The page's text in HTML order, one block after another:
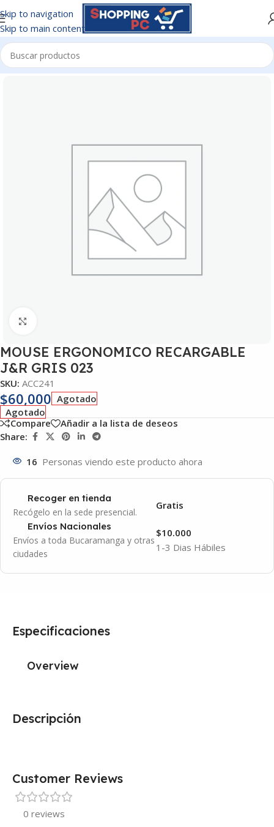
Skip to navigation
Skip to main content
Inicio/ACCESORIOS
MOUSE ERGONOMICO RECARGABLE
J&R GRIS 023
SKU: ACC241
$60,000 Agotado
Agotado
Compare
Añadir a la lista de deseos
Share:
16 Personas viendo este producto ahora
Recoger en tienda
Recógelo en la sede presencial.
Gratis
Envíos Nacionales
Envíos a toda Bucaramanga y otras
ciudades
1-3 Dias Hábiles
$10.000
Descripción
Especificaciones
Overview
Customer Reviews
0 reviews